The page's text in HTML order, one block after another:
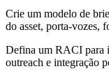
Crie um modelo de
do asset, porta-vozes,
Defina um RACI para
outreach e integração